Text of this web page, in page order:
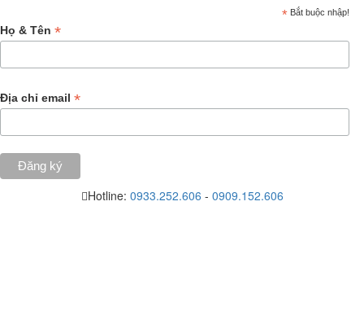
* Bắt buộc nhập!
Họ & Tên *
Địa chỉ email *
Hotline: 0933.252.606 - 0909.152.606